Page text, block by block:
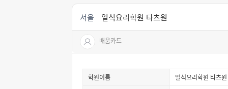
서울 일식요리학원 타츠원
배움카드
학원이름
일식요리학원 타츠원